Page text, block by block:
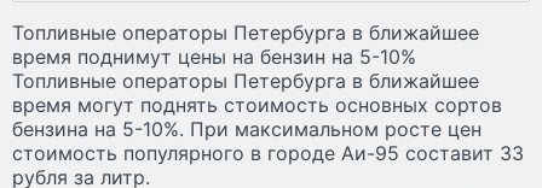
Топливные операторы Петербурга в ближайшее
время поднимут цены на бензин на 5-10%
Топливные операторы Петербурга в ближайшее
время могут поднять стоимость основных сортов
бензина на 5-10%. При максимальном росте цен
стоимость популярного в городе Аи-95 составит 33
рубля за литр.